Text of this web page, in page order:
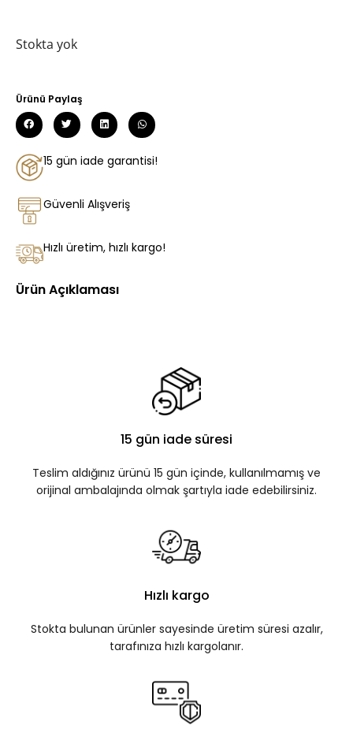
Stokta yok
Ürünü Paylaş
15 gün iade garantisi!
Güvenli Alışveriş
Hızlı üretim, hızlı kargo!
Ürün Açıklaması
15 gün iade süresi
Teslim aldığınız ürünü 15 gün içinde, kullanılmamış ve
orijinal ambalajında olmak şartıyla iade edebilirsiniz.
Hızlı kargo
Stokta bulunan ürünler sayesinde üretim süresi azalır,
tarafınıza hızlı kargolanır.